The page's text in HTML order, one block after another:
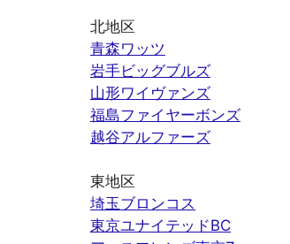
北地区
青森ワッツ
岩手ビッグブルズ
山形ワイヴァンズ
福島ファイヤーボンズ
越谷アルファーズ
東地区
埼玉ブロンコス
東京ユナイテッドBC